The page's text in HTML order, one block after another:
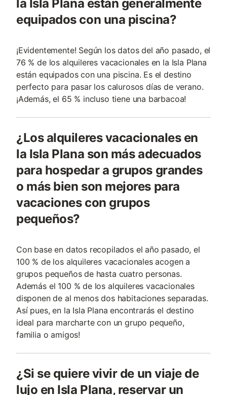
la Isla Plana están generalmente
equipados con una piscina?
¡Evidentemente! Según los datos del año pasado, el
76 % de los alquileres vacacionales en la Isla Plana
están equipados con una piscina. Es el destino
perfecto para pasar los calurosos días de verano.
¡Además, el 65 % incluso tiene una barbacoa!
¿Los alquileres vacacionales en
la Isla Plana son más adecuados
para hospedar a grupos grandes
o más bien son mejores para
vacaciones con grupos
pequeños?
Con base en datos recopilados el año pasado, el
100 % de los alquileres vacacionales acogen a
grupos pequeños de hasta cuatro personas.
Además el 100 % de los alquileres vacacionales
disponen de al menos dos habitaciones separadas.
Así pues, en la Isla Plana encontrarás el destino
ideal para marcharte con un grupo pequeño,
familia o amigos!
¿Si se quiere vivir de un viaje de
lujo en Isla Plana, reservar un